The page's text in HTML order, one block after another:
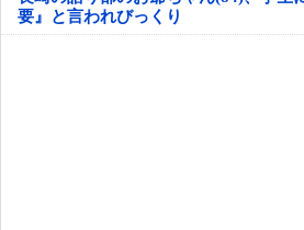
要』と言われびっくり